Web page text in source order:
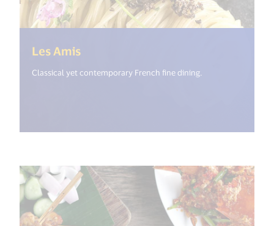
Les Amis(<%=
Classical yet contemporary French fine dining.